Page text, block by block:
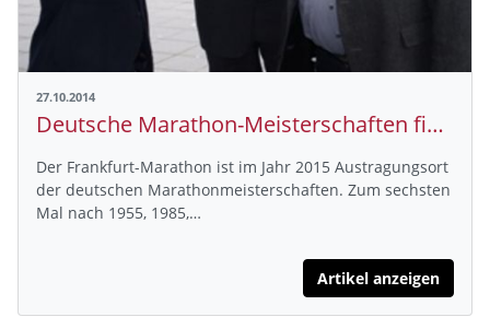
27.10.2014
Deutsche Marathon-Meisterschaften finden im Jahr 2015 in Frankfurt statt
Der Frankfurt-Marathon ist im Jahr 2015 Austragungsort
der deutschen Marathonmeisterschaften. Zum sechsten
Mal nach 1955, 1985,…
Artikel anzeigen